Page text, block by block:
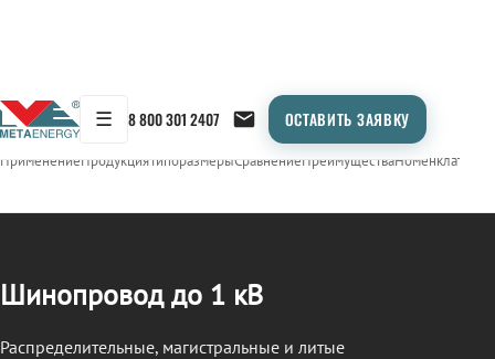
☰ 8 800 301 2407 ОСТАВИТЬ ЗАЯВКУ
← Продукция/ШИНОПРОВОД
ПрименениеПродукцияТипоразмерыСравнениеПреимуществаНоменклатура
Шинопровод до 1 кВ
Распределительные, магистральные и литые